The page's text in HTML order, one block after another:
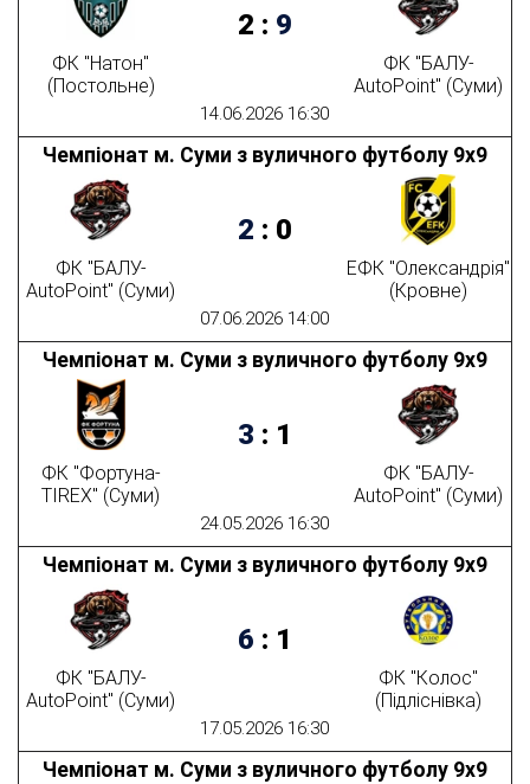
14.06.2026 16:30
ФК "Натон"
(Постольне)
2 : 9
ФК "БАЛУ-
AutoPoint" (Суми)
07.06.2026 14:00
Чемпіонат м. Суми з вуличного футболу 9х9
ФК "БАЛУ-
AutoPoint" (Суми)
2 : 0
ЕФК "Олександрія"
(Кровне)
24.05.2026 16:30
Чемпіонат м. Суми з вуличного футболу 9х9
ФК "Фортуна-
TIREX" (Суми)
3 : 1
ФК "БАЛУ-
AutoPoint" (Суми)
17.05.2026 16:30
Чемпіонат м. Суми з вуличного футболу 9х9
ФК "БАЛУ-
AutoPoint" (Суми)
6 : 1
ФК "Колос"
(Підліснівка)
Чемпіонат м. Суми з вуличного футболу 9х9